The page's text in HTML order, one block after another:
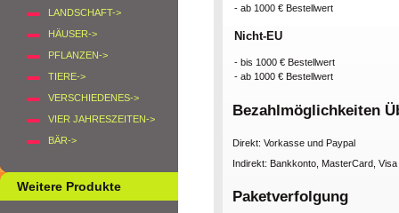
LANDSCHAFT->
HÄUSER->
PFLANZEN->
TIERE->
VERSCHIEDENES->
VIER JAHRESZEITEN->
BÄR->
Weitere Produkte
- ab 1000 € Bestellwert
Nicht-EU
- bis 1000 € Bestellwert
- ab 1000 € Bestellwert
Bezahlmöglichkeiten
Direkt: Vorkasse und Paypal
Indirekt: Bankkonto, MasterCard,
Paketverfolgung